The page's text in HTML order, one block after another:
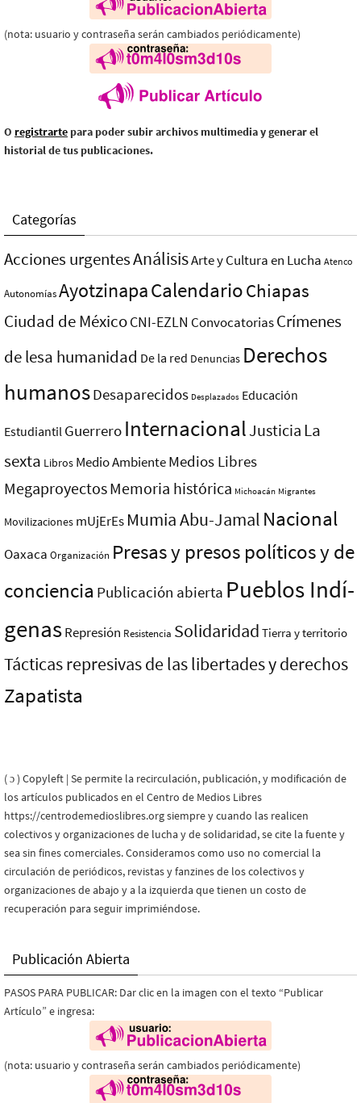
(nota: usuario y contraseña serán cambiados periódicamente)
O registrarte para poder subir archivos multimedia y generar el
historial de tus publicaciones.
Categorías
Acciones urgentesAnálisisArte y Cultura en Lucha Atenco
AutonomíasAyotzinapaCalendarioChiapas
Ciudad de MéxicoCNI-EZLN ConvocatoriasCrímenes
de lesa humanidad De la red Denuncias Derechos
humanosDesaparecidos Desplazados Educación
Estudiantil Guerrero InternacionalJusticia La
sexta Libros Medio AmbienteMedios Libres
MegaproyectosMemoria histórica Michoacán Migrantes
Movilizaciones mUjErEs Mumia Abu-Jamal Nacional
Oaxaca Organización Presas y presos polí­ticos y de
conciencia Publicación abierta Pueblos Indí­
genasRepresión Resistencia Solidaridad Tierra y territorio
Tácticas represivas de las libertades y derechos
Zapatista
( ɔ ) Copyleft | Se permite la recirculación, publicación, y modificación de
los artículos publicados en el Centro de Medios Libres
https://centrodemedioslibres.org siempre y cuando las realicen
colectivos y organizaciones de lucha y de solidaridad, se cite la fuente y
sea sin fines comerciales. Consideramos como uso no comercial la
circulación de periódicos, revistas y fanzines de los colectivos y
organizaciones de abajo y a la izquierda que tienen un costo de
recuperación para seguir imprimiéndose.
Publicación Abierta
PASOS PARA PUBLICAR: Dar clic en la imagen con el texto “Publicar
Artículo” e ingresa:
(nota: usuario y contraseña serán cambiados periódicamente)